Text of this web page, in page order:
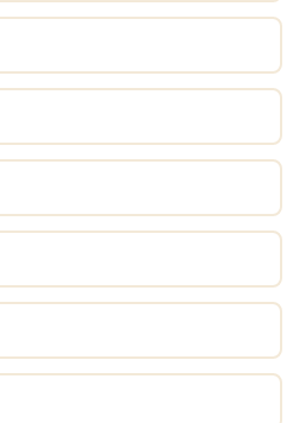
入睡。女性若想长久的保持容
扇、不能开空调，人生病
在睡眠之中，气血流通缓慢，
形成一种阳气层，这种阳气层
么意思呢，阳气足的人，不做
了上风。开空调，开风扇，情
窗户走的是风，风入的是筋，
入筋，寒入骨，早上起来，身
面那条筋发硬，骨节酸痛，甚
是风和寒侵入到了筋和骨头里